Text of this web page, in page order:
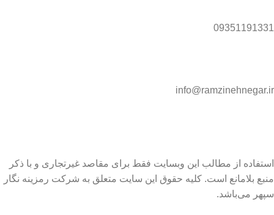
09351191331
info@ramzinehnegar.ir
استفاده از مطالب این وبسایت فقط برای مقاصد غیرتجاری و با ذکر
منبع بلامانع است. کلیه حقوق این سایت متعلق به شرکت رمزینه نگار
سپهر می‌باشد.